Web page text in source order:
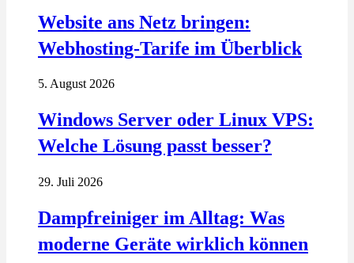
Website ans Netz bringen:
Webhosting-Tarife im Überblick
5. August 2026
Windows Server oder Linux VPS:
Welche Lösung passt besser?
29. Juli 2026
Dampfreiniger im Alltag: Was
moderne Geräte wirklich können